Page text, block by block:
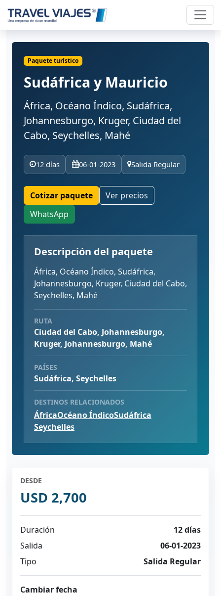
Paquete turístico
Sudáfrica y Mauricio
África, Océano Índico, Sudáfrica,
Johannesburgo, Kruger, Ciudad del
Cabo, Seychelles, Mahé
12 días 06-01-2023 Salida Regular
Cotizar paquete
Ver precios
WhatsApp
Descripción del paquete
África, Océano Índico, Sudáfrica,
Johannesburgo, Kruger, Ciudad del Cabo,
Seychelles, Mahé
RUTA
Ciudad del Cabo, Johannesburgo,
Kruger, Johannesburgo, Mahé
PAÍSES
Sudáfrica, Seychelles
DESTINOS RELACIONADOS
ÁfricaOcéano ÍndicoSudáfrica
Seychelles
DESDE
USD 2,700
Duración
12 días
Salida
06-01-2023
Tipo
Salida Regular
Cambiar fecha